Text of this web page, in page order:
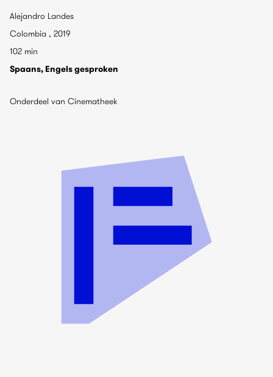
Alejandro Landes
Colombia , 2019
102 min
Spaans, Engels gesproken
Onderdeel van Cinematheek